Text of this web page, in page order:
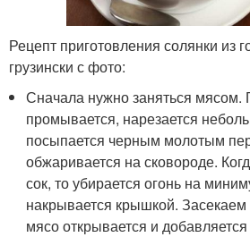
Рецепт приготовления солянки из
грузински с фото:
Сначала нужно заняться мясом.
промывается, нарезается
посыпается черным молотым
обжаривается на сковороде.
сок, то убирается огонь на
накрывается крышкой. Засекаем
мясо открывается и добавляется